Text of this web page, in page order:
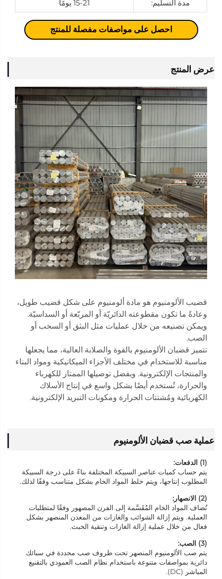
مدة التسليم:
15-21 يومًا
احصل على مواصفات مفصلة للمنتج
عرض المنتج
قضيب الألومنيوم هو مادة ألومنيوم على شكل قضيب طويل،
وعادةً ما تكون مقطوعته الدائريّة أو المربّعة أو السداسيّة.
ويمكن تصنيعه من خلال عمليات مثل البثق أو السحب أو
الصب.
تتميز قضبان الألومنيوم بالقوة والصلابة العالية، مما يجعلها
مناسبة للاستخدام في مختلف الأجزاء الميكانيكية ومواد البناء
والمنتجات الإلكترونية. وبفضل توصيلها الممتاز للكهرباء
والحرارة، تُستخدم أيضًا بشكل واسع في إنتاج الأسلاك
الكهربائية ومُشتتات الحرارة ومكونات التبريد الإلكترونية.
عملية صب قضبان الألومنيوم
(1) الدفعات:
يتم حساب كميات عناصر السبيكة المختلفة بناءً على درجة السبيكة
المطلوب إنتاجها، ويتم خلط المواد الخام بشكل متناسب وفقًا لذلك.
(2) الانصهار:
تُضاف المواد الخام المُقَسَّمة إلى الفرن المصهور وفقًا لمتطلبات
العملية. ويتم إزالة الشوائب والغازات من المعدن المنصهر بشكل
فعال من خلال عملية إزالة الغازات وتنقية الخبث.
(3) الصب:
يتم صب الألومنيوم المنصهر تحت ظروف صب محددة في سبائك
دائرية بمواصفات متنوعة باستخدام نظام الصب العمودي بالتقنيع
المباشر (DC).